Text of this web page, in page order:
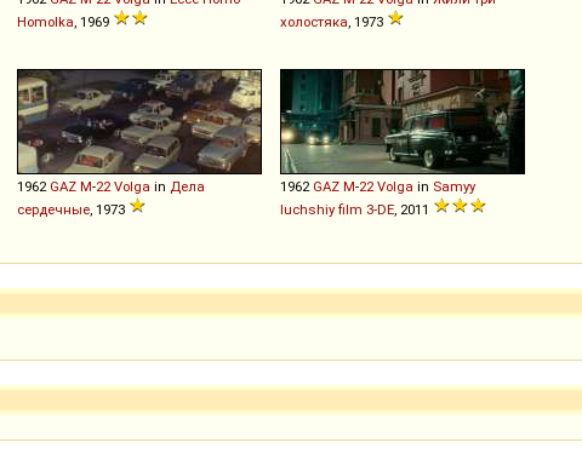
Homolka , 1969
холостяка , 1973
1962 GAZ M-22 Volga in Дела
сердечные , 1973
1962 GAZ M-22 Volga in Samyy
luchshiy film 3-DE , 2011